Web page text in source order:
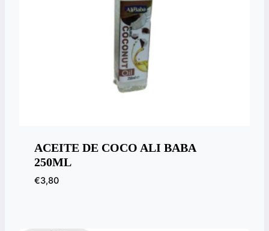
ACEITE DE COCO ALI BABA
250ML
€3,80